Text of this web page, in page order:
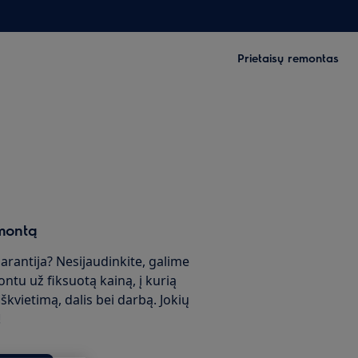
Prietaisų remontas
Nesijaudinkite, galime
už fiksuotą kainą, į kurią
dalis bei darbą. Jokių